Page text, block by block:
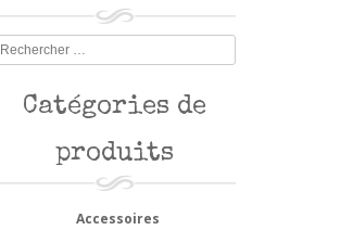
Rechercher
Catégories de
produits
Accessoires